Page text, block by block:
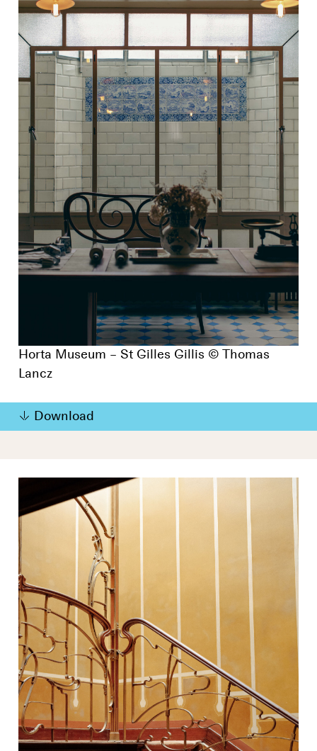
Horta Museum – St Gilles Gillis © Thomas
Lancz
Download